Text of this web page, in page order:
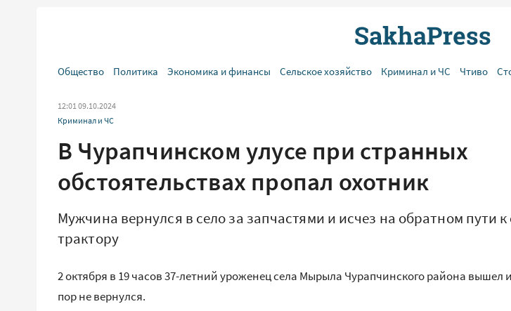
Общество Политика Экономика и финансы Сельское хозяйство Криминал и ЧС Чтиво
12:01 09.10.2024
Криминал и ЧС
В Чурапчинском улусе при странных
обстоятельствах пропал охотник
Мужчина вернулся в село за запчастями и исчез на обратном пути
трактору
2 октября в 19 часов 37-летний уроженец села Мырыла Чурапчинского района вышел
пор не вернулся.